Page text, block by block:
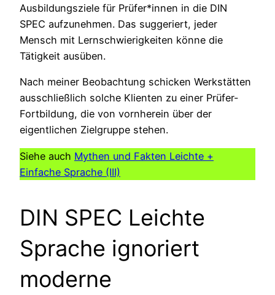
Ausbildungsziele für Prüfer*innen in die DIN
SPEC aufzunehmen. Das suggeriert, jeder
Mensch mit Lernschwierigkeiten könne die
Tätigkeit ausüben.
Nach meiner Beobachtung schicken Werkstätten
ausschließlich solche Klienten zu einer Prüfer-
Fortbildung, die von vornherein über der
eigentlichen Zielgruppe stehen.
Siehe auch Mythen und Fakten Leichte +
Einfache Sprache (III)
DIN SPEC Leichte
Sprache ignoriert
moderne